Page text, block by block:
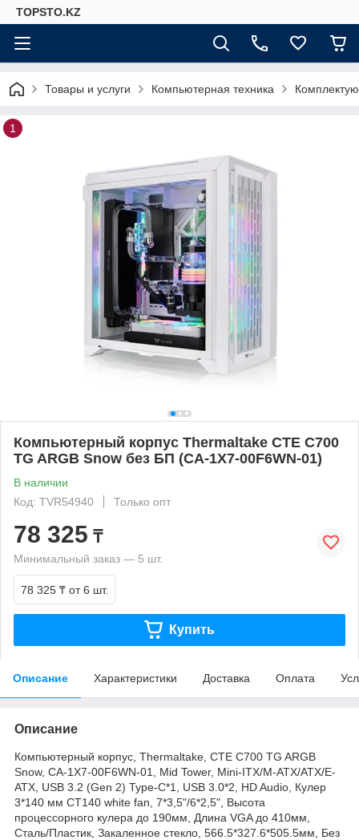
TOPSTO.KZ
Товары и услуги Компьютерная техника
1
Компьютерный корпус Thermaltake CTE C700
TG ARGB Snow без БП (CA-1X7-00F6WN-01)
В наличии
Код: TVR54940
Только опт
78 325 ₸
Минимальный заказ — 5 шт.
78 325 ₸ от 6 шт.
Купить
Описание Характеристики Доставка Оплата
Описание
Компьютерный корпус, Thermaltake, CTE C700 TG ARGB
Snow, CA-1X7-00F6WN-01, Mid Tower, Mini-ITX/M-ATX/ATX/E-
ATX, USB 3.2 (Gen 2) Type-C*1, USB 3.0*2, HD Audio, Кулер
3*140 мм CT140 white fan, 7*3,5"/6*2,5", Высота
процессорного кулера до 190мм, Длина VGA до 410мм,
Сталь/Пластик, Закаленное стекло, 566.5*327.6*505.5мм, Без